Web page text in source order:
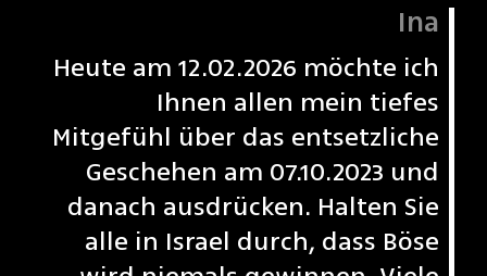
Ina
Heute am 12.02.2026 möchte ich
Ihnen allen mein tiefes
Mitgefühl über das entsetzliche
Geschehen am 07.10.2023 und
danach ausdrücken. Halten Sie
alle in Israel durch, dass Böse